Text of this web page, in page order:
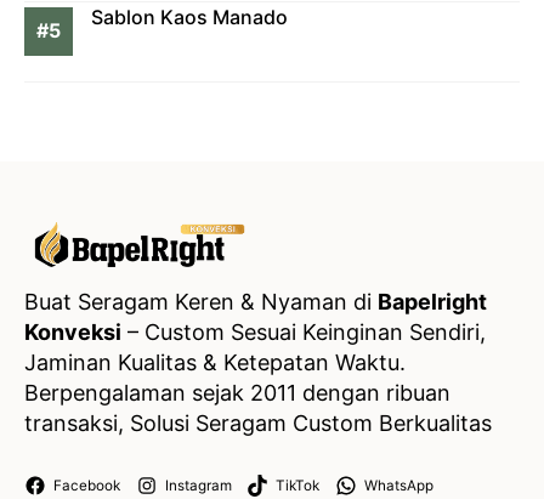
Sablon Kaos Manado
Buat Seragam Keren & Nyaman di Bapelright
Konveksi – Custom Sesuai Keinginan Sendiri,
Jaminan Kualitas & Ketepatan Waktu.
Berpengalaman sejak 2011 dengan ribuan
transaksi, Solusi Seragam Custom Berkualitas
Facebook Instagram TikTok WhatsApp